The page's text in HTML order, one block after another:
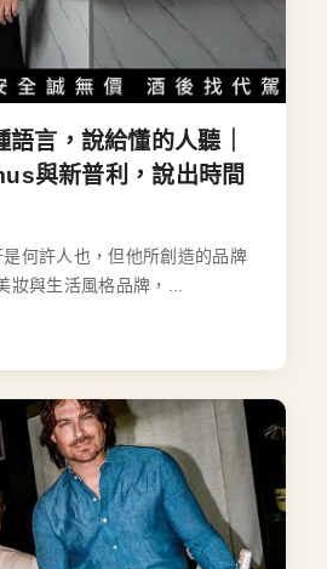
言，說給懂的人聽｜
與新普利，說出時間
何許人也，但他所創造的品牌
與生活風格品牌，...